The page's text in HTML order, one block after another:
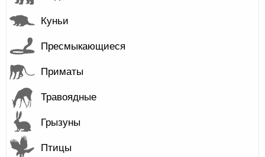
Куньи
Пресмыкающиеся
Приматы
Травоядные
Грызуны
Птицы